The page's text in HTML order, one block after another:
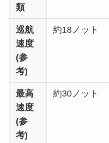
類
巡航
速度
(参
考)
約18ノット
最高
速度
(参
考)
約30ノット